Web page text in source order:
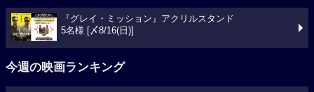
『グレイ・ミッション』アクリルスタンド
5名様 [〆8/16(日)]
今週の映画ランキング